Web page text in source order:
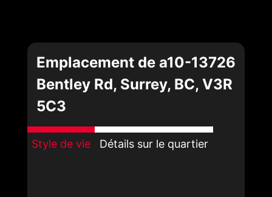
Emplacement de a10-13726
Bentley Rd, Surrey, BC, V3R
5C3
Style de vie Détails sur le quartier